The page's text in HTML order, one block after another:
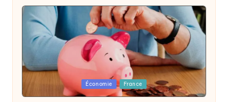
par
Économie France